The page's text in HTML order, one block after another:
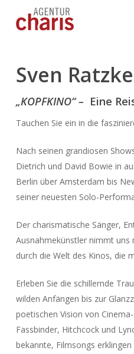
Sven Ratzke
„KOPFKINO“ – Eine
Tauchen Sie ein in die
Nach seinen grandiosen
Dietrich und David Bowie in
Berlin über Amsterdam bis
seiner neuesten Solo-
Der charismatische Sänger,
Ausnahmekünstler nimmt uns
durch die Welt des Kinos, die
Erleben Sie die schillernde
wilden Anfängen bis zur
poetischen Vision von
Fassbinder, Hitchcock und
bekannte, Filmsongs